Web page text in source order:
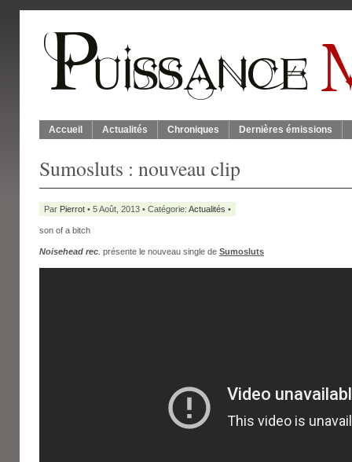
Accueil Actualités Chroniques Dernières émissions
Sumosluts : nouveau clip
Par Pierrot • 5 Août, 2013 • Catégorie: Actualités •
son of a bitch
Noisehead rec . présente le nouveau single de Sumosluts